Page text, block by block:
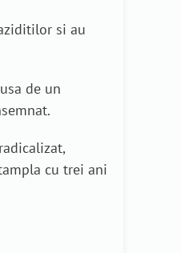
si au
de un
cu trei ani